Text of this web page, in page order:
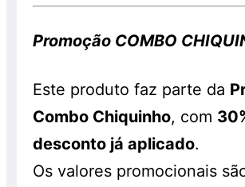
Promoção COMBO
Este produto faz parte da
Combo Chiquinho, com
desconto já aplicado.
Os valores promocionais